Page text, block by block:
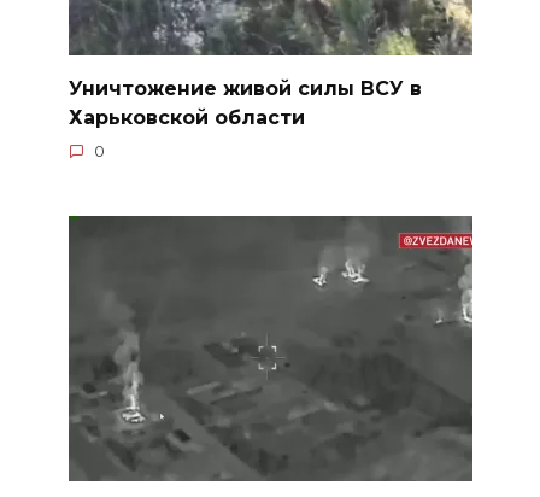
Уничтожение живой силы ВСУ в
Харьковской области
0